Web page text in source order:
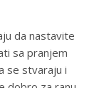
da nastavite
sa pranjem
se stvaraju i